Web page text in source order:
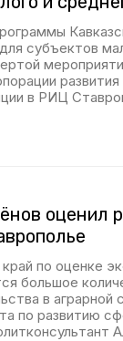
субъектов
в РИЦ
оценил
по оценке
большое
в
по развитию